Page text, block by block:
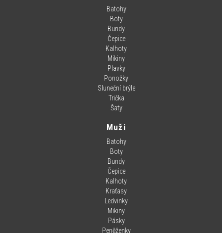
Batohy
Boty
Bundy
Čepice
Kalhoty
Mikiny
Plavky
Ponožky
Sluneční brýle
Trička
Šaty
Muži
Batohy
Boty
Bundy
Čepice
Kalhoty
Kraťasy
Ledvinky
Mikiny
Pásky
Peněženky